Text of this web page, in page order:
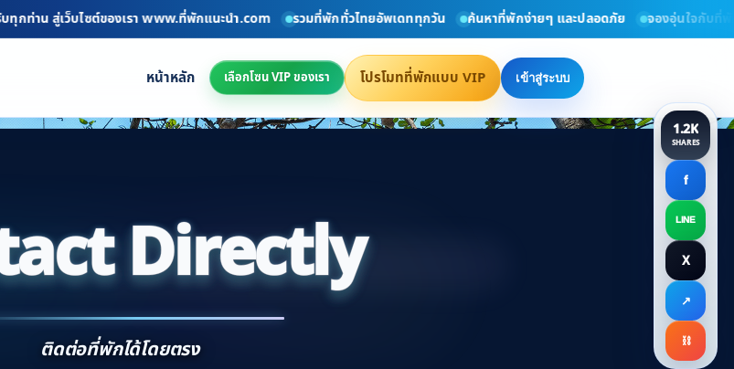
สู่เว็บไซต์ของเรา www.ที่พักแนะนำ.com รวมที่พักทั่วไทยอัพเดททุกวัน ค้นหาที่พักง่ายๆ และปลอดภัย จองอุ่นใจกับที่พัก VIP
หน้าหลัก เลือกโซน VIP ของเรา โปรโมทที่พักแบบ VIP เข้าสู่ระบบ
Directly
Contact Directly
ติดต่อที่พักได้โดยตรง
1.2K
SHARES
f
LINE
X
↗
⛓